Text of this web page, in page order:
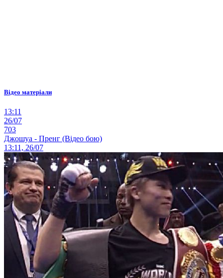
Відео матеріали
13:11
26/07
703
Джошуа - Пренг (Відео бою)
13:11, 26/07